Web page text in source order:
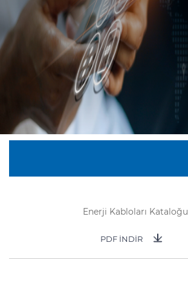
Sürdürülebilirlik
Yatırımcı İlişkileri
Etik Değerler
Enerji Kabloları Kataloğu
PDF İNDİR